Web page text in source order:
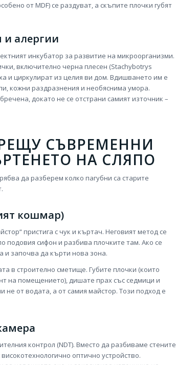
от MDF) се раздуват, а скъпите плочки губят
и алергии
инкубатор за развитие на микроорганизми.
включително черна плесен (Stachybotrys
и циркулират из целия ви дом. Вдишването им е
кожни раздразнения и необяснима умора.
докато не се отстрани самият източник –
СЪВРЕМЕННИ
НА СЛЯПО
да разберем колко пагубни са старите
кошмар)
пристига с чук и къртач. Неговият метод се
подовия сифон и разбива плочките там. Ако се
и започва да кърти нова зона.
в строително сметище. Губите плочки (които
на помещението), дишате прах със седмици и
от водата, а от самия майстор. Този подход е
контрол (NDT). Вместо да разбиваме стените
оптично устройство.